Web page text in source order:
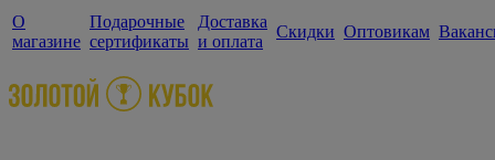
О
магазине
Подарочные
сертификаты
Доставка
и оплата
Скидки Оптовикам